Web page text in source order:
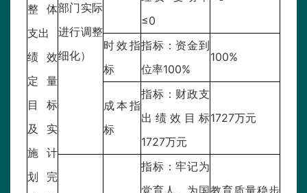
整体
支出
绩效
定量
目标
及实
施计
划完
部门实际
进行调整
细化）
≤0
时效指
标
指标：资金到
位率100%
100%
成本指
标
指标：财政支
出绩效目标
1727万元
1727万元
指标：牢记为